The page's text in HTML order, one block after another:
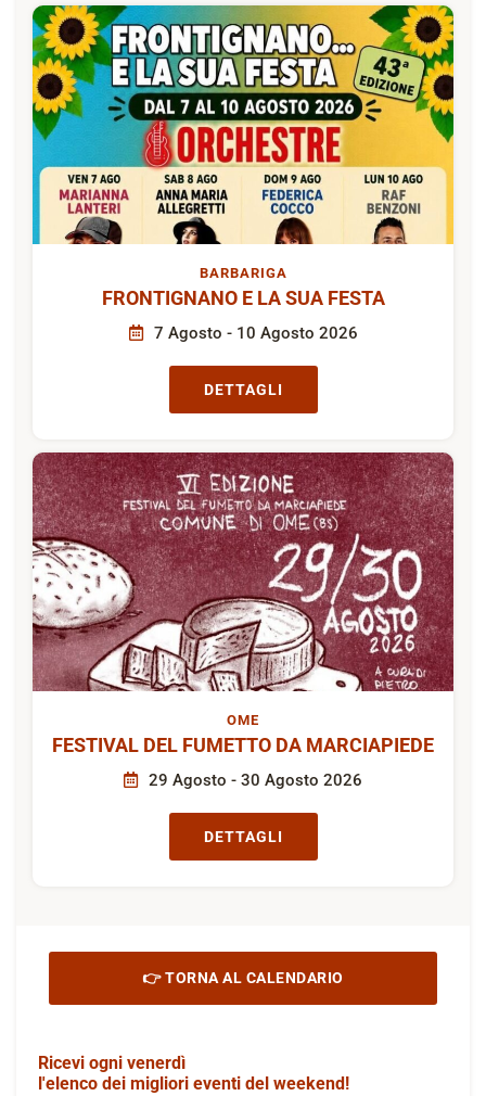
BARBARIGA
FRONTIGNANO E LA SUA FESTA
7 Agosto - 10 Agosto 2026
DETTAGLI
OME
FESTIVAL DEL FUMETTO DA MARCIAPIEDE
29 Agosto - 30 Agosto 2026
DETTAGLI
👉 TORNA AL CALENDARIO
Ricevi ogni venerdì
l'elenco dei migliori eventi del weekend!